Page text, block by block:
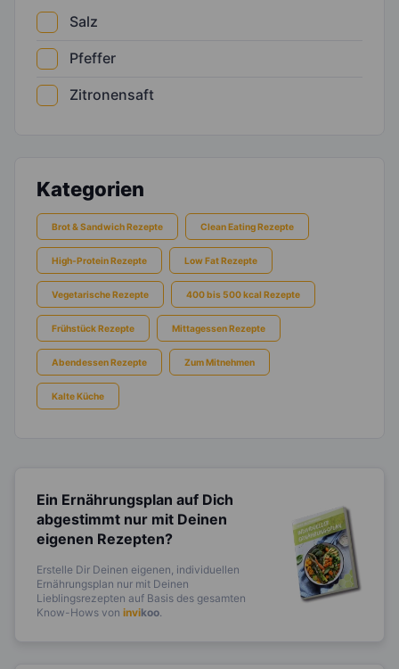
Salz
Pfeffer
Zitronensaft
Kategorien
Brot & Sandwich Rezepte Clean Eating Rezepte
High-Protein Rezepte Low Fat Rezepte
Vegetarische Rezepte 400 bis 500 kcal Rezepte
Frühstück Rezepte Mittagessen Rezepte
Abendessen Rezepte Zum Mitnehmen
Kalte Küche
Ein Ernährungsplan auf Dich
abgestimmt nur mit Deinen
eigenen Rezepten?
Erstelle Dir Deinen eigenen, individuellen
Ernährungsplan nur mit Deinen
Lieblingsrezepten auf Basis des gesamten
Know-Hows von invikoo